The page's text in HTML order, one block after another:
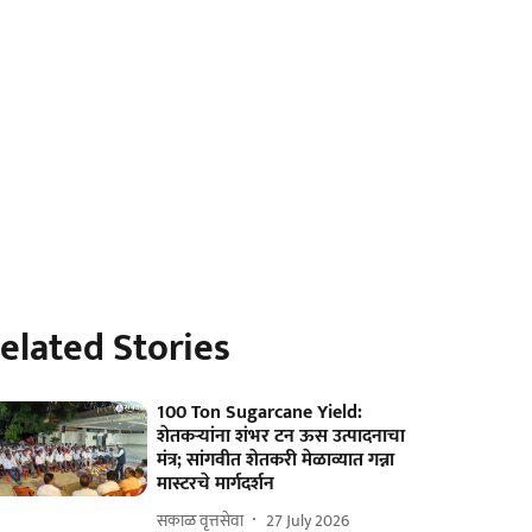
Stories
100 Ton Sugarcane Yield:
शेतकऱ्यांना शंभर टन ऊस उत्पादनाचा
मंत्र; सांगवीत शेतकरी मेळाव्यात गन्ना
मास्टरचे मार्गदर्शन
सकाळ वृत्तसेवा 27 July 2026